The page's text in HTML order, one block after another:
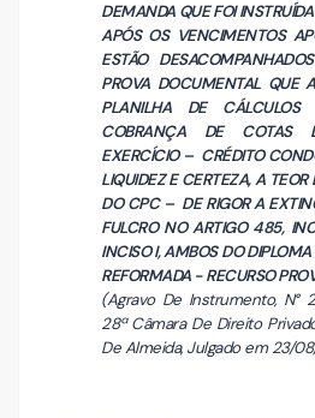
DEMANDA QUE FOI
APÓS OS VENCIMENTOS
ESTÃO
PROVA DOCUMENTAL QUE
PLANILHA DE
COBRANÇA DE COTAS
EXERCÍCIO – CRÉDITO
LIQUIDEZ E CERTEZA, A
DO CPC – DE RIGOR A
FULCRO NO ARTIGO 485,
INCISO I, AMBOS DO
REFORMADA - RECURSO
(Agravo De Instrumento, N°
28ª Câmara De Direito
De Almeida, Julgado em 23/